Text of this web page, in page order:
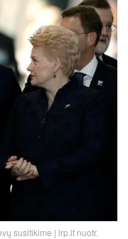
susitikime | lrp.lt nuotr.